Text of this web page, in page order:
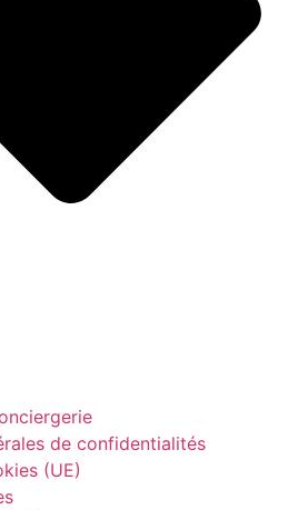
de confidentialités
(UE)